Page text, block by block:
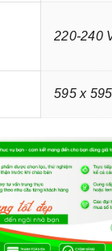
Ảnh minh họa
220-240
595 x